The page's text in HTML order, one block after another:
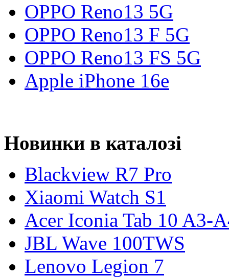
OPPO Reno13 5G
OPPO Reno13 F 5G
OPPO Reno13 FS 5G
Apple iPhone 16e
Новинки в каталозі
Blackview R7 Pro
Xiaomi Watch S1
Acer Iconia Tab 10 A3-
JBL Wave 100TWS
Lenovo Legion 7